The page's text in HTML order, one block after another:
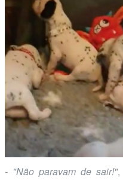
- "Não paravam de sair!",